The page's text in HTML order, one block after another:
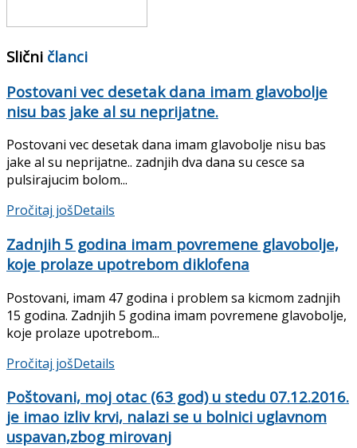
Slični članci
Postovani vec desetak dana imam glavobolje
nisu bas jake al su neprijatne.
Postovani vec desetak dana imam glavobolje nisu bas
jake al su neprijatne.. zadnjih dva dana su cesce sa
pulsirajucim bolom...
Pročitaj jošDetails
Zadnjih 5 godina imam povremene glavobolje,
koje prolaze upotrebom diklofena
Postovani, imam 47 godina i problem sa kicmom zadnjih
15 godina. Zadnjih 5 godina imam povremene glavobolje,
koje prolaze upotrebom...
Pročitaj jošDetails
Poštovani, moj otac (63 god) u stedu 07.12.2016.
je imao izliv krvi, nalazi se u bolnici uglavnom
uspavan,zbog mirovanj